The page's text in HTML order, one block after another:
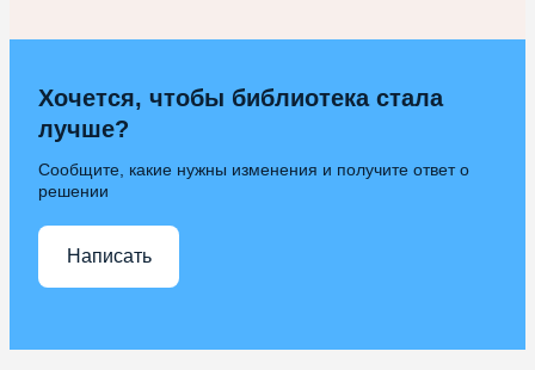
Хочется, чтобы библиотека стала
лучше?
Сообщите, какие нужны изменения и получите ответ о
решении
Написать